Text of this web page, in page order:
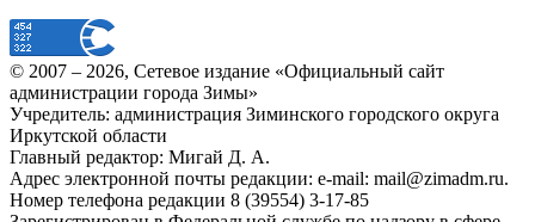
© 2007 – 2026, Сетевое издание «Официальный сайт
администрации города Зимы»
Учредитель: администрация Зиминского городского округа
Иркутской области
Главный редактор: Мигай Д. А.
Адрес электронной почты редакции: e-mail: mail@zimadm.ru.
Номер телефона редакции 8 (39554) 3-17-85